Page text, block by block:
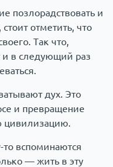
позлорадствовать и
отметить, что
Так что,
и в следующий раз
дух. Это
и превращение
цивилизацию.
вспоминаются
— жить в эту